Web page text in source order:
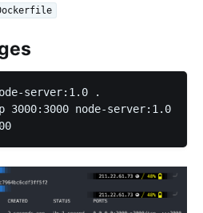
server:1.0 .
node-server:1.0